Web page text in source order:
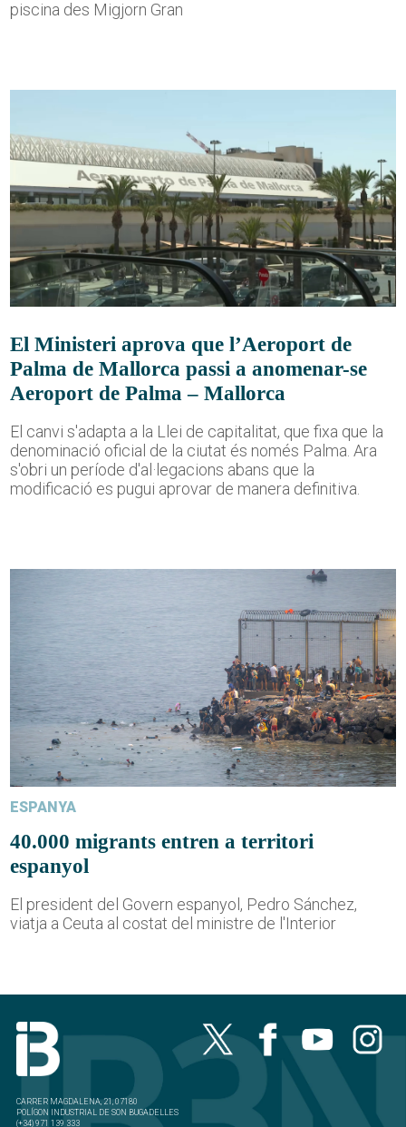
piscina des Migjorn Gran
El Ministeri aprova que l’Aeroport de
Palma de Mallorca passi a anomenar-se
Aeroport de Palma – Mallorca
El canvi s'adapta a la Llei de capitalitat, que fixa que la
denominació oficial de la ciutat és només Palma. Ara
s'obri un període d'al·legacions abans que la
modificació es pugui aprovar de manera definitiva.
ESPANYA
40.000 migrants entren a territori
espanyol
El president del Govern espanyol, Pedro Sánchez,
viatja a Ceuta al costat del ministre de l'Interior
CARRER MAGDALENA, 21, 07180
POLÍGON INDUSTRIAL DE SON BUGADELLES
(+34) 971 139 333